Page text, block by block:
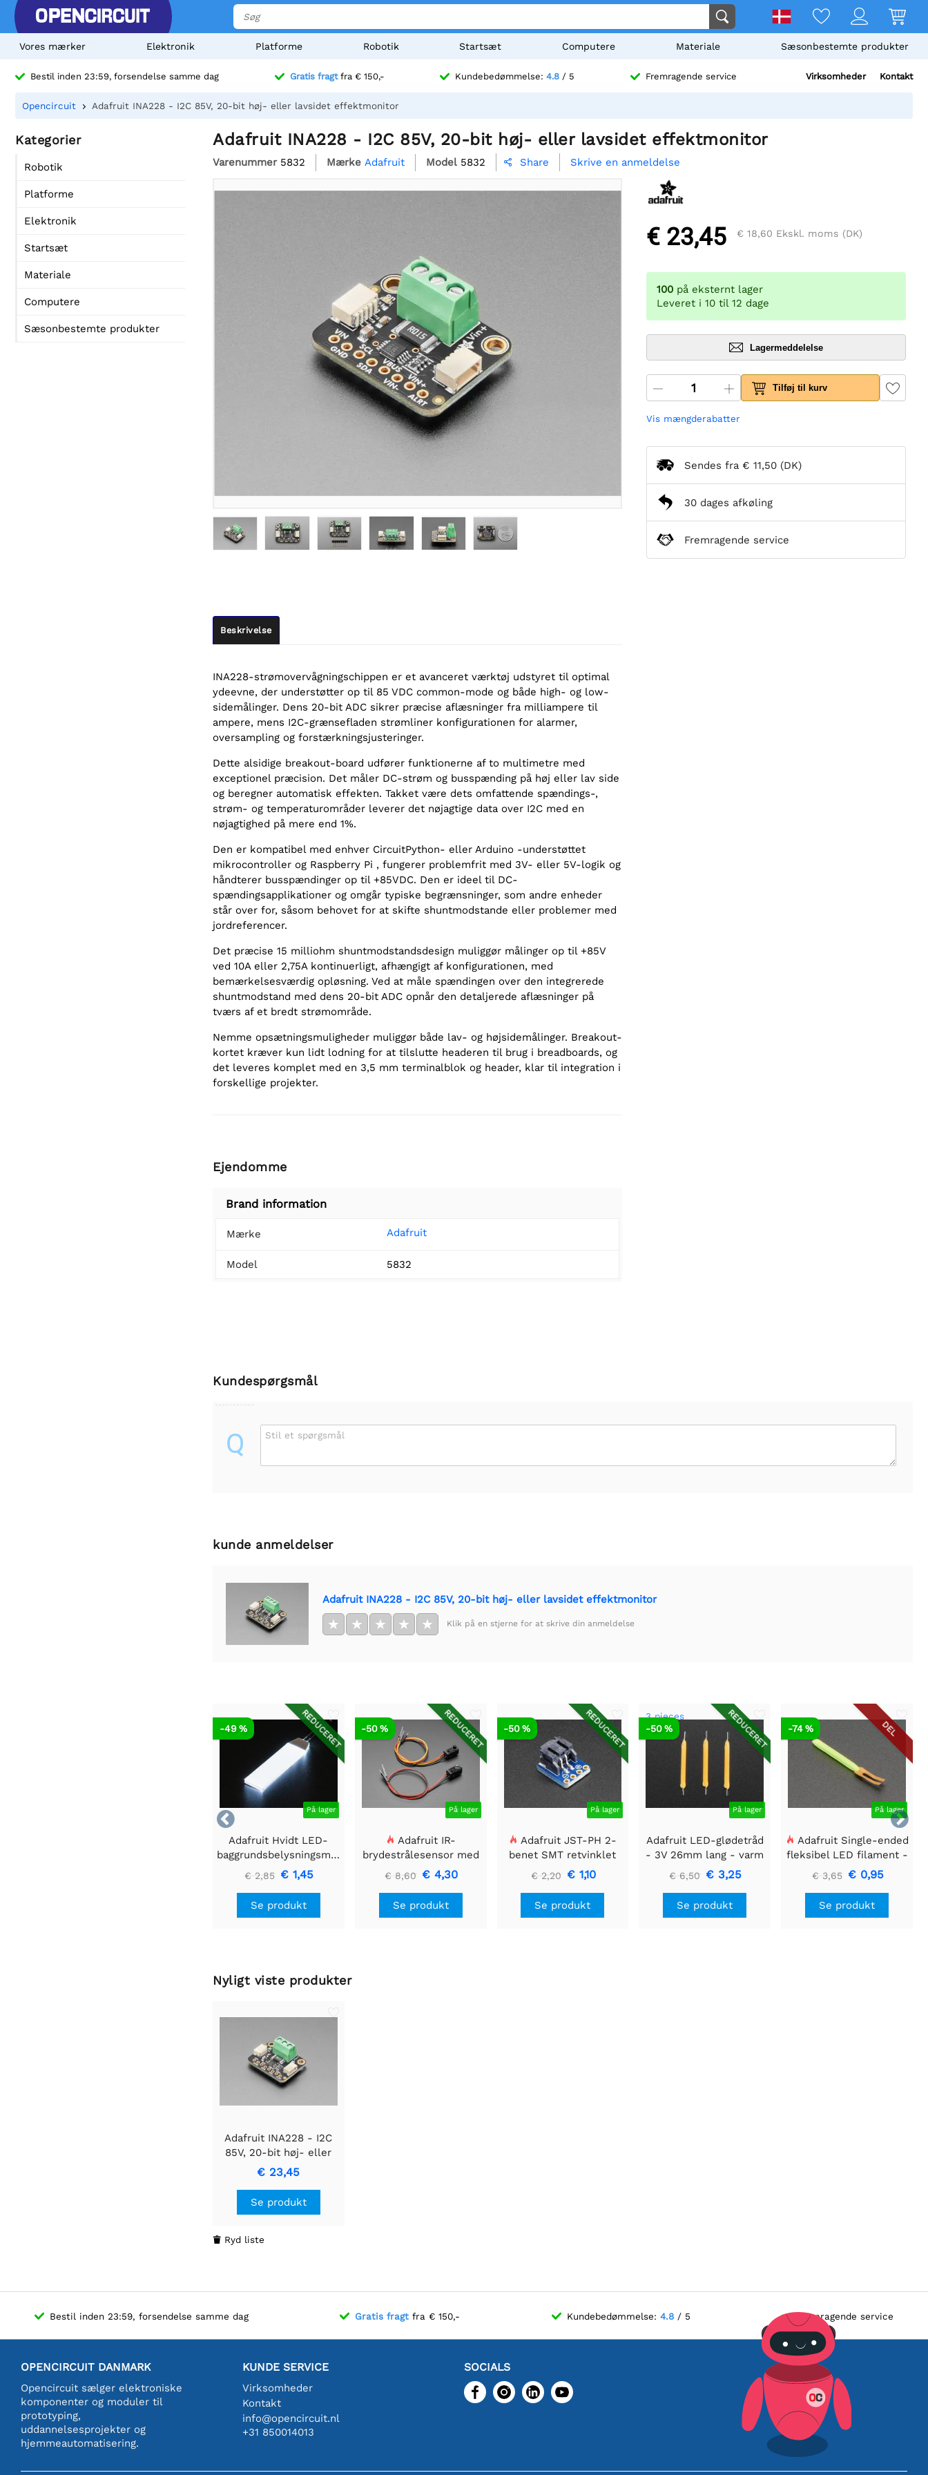
Vores mærker Elektronik Platforme Robotik Startsæt Computere Materiale Sæsonbestemte produkter
Bestil inden 23:59, forsendelse samme dag Gratis fragtfra € 150,- Kundebedømmelse: 4.8 / 5 Fremragende service Virksomheder Kontakt
Opencircuit Adafruit INA228 - I2C 85V, 20-bit høj- eller lavsidet effektmonitor
Kategorier
Robotik
Platforme
Elektronik
Startsæt
Materiale
Computere
Sæsonbestemte produkter
Adafruit INA228 - I2C 85V, 20-bit høj- eller lavsidet effektmonitor
Varenummer 5832 Mærke Adafruit Model 5832  Share Skrive en anmeldelse
Beskrivelse
INA228-strømovervågningschippen er et avanceret værktøj udstyret til optimal
ydeevne, der understøtter op til 85 VDC common-mode og både high- og low-
sidemålinger. Dens 20-bit ADC sikrer præcise aflæsninger fra milliampere til
ampere, mens I2C-grænsefladen strømliner konfigurationen for alarmer,
oversampling og forstærkningsjusteringer.
Dette alsidige breakout-board udfører funktionerne af to multimetre med
exceptionel præcision. Det måler DC-strøm og busspænding på høj eller lav side
og beregner automatisk effekten. Takket være dets omfattende spændings-,
strøm- og temperaturområder leverer det nøjagtige data over I2C med en
nøjagtighed på mere end 1%.
Den er kompatibel med enhver CircuitPython- eller Arduino -understøttet
mikrocontroller og Raspberry Pi , fungerer problemfrit med 3V- eller 5V-logik og
håndterer busspændinger op til +85VDC. Den er ideel til DC-
spændingsapplikationer og omgår typiske begrænsninger, som andre enheder
står over for, såsom behovet for at skifte shuntmodstande eller problemer med
jordreferencer.
Det præcise 15 milliohm shuntmodstandsdesign muliggør målinger op til +85V
ved 10A eller 2,75A kontinuerligt, afhængigt af konfigurationen, med
bemærkelsesværdig opløsning. Ved at måle spændingen over den integrerede
shuntmodstand med dens 20-bit ADC opnår den detaljerede aflæsninger på
tværs af et bredt strømområde.
Nemme opsætningsmuligheder muliggør både lav- og højsidemålinger. Breakout-
kortet kræver kun lidt lodning for at tilslutte headeren til brug i breadboards, og
det leveres komplet med en 3,5 mm terminalblok og header, klar til integration i
forskellige projekter.
Ejendomme
Brand information
Mærke Adafruit
Model 5832
€ 23,45 € 18,60 Ekskl. moms (DK)
100 på eksternt lager
Leveret i 10 til 12 dage
Lagermeddelelse
Tilføj til kurv
Vis mængderabatter
Sendes fra € 11,50 (DK)
30 dages afkøling
Fremragende service
Kundespørgsmål
Q Stil et spørgsmål
kunde anmeldelser
Adafruit INA228 - I2C 85V, 20-bit høj- eller lavsidet effektmonitor
★ ★ ★ ★ ★ Klik på en stjerne for at skrive din anmeldelse


REDUCERET
På lager
-49 %
Adafruit Hvidt LED-
baggrundsbelysningsmodul
- Lille 12mm x 40mm
€ 2,85 € 1,45
Se produkt
REDUCERET
På lager
-50 %
Adafruit IR-
brydestrålesensor med
premium ledningsstuds
- 5 mm LED'er
€ 8,60 € 4,30
Se produkt
REDUCERET
På lager
-50 %
Adafruit JST-PH 2-
benet SMT retvinklet
breakout board
€ 2,20 € 1,10
Se produkt
REDUCERET
3 pieces
På lager
-50 %
Adafruit LED-glødetråd
- 3V 26mm lang - varm
hvid 3-pak
€ 6,50 € 3,25
Se produkt
DEL
På lager
-74 %
Adafruit Single-ended
fleksibel LED filament -
3V 25 mm lang - Grøn
€ 3,65 € 0,95
Se produkt
Nyligt viste produkter
Adafruit INA228 - I2C
85V, 20-bit høj- eller
lavsidet effektmonitor
€ 23,45
Se produkt
 Ryd liste
Bestil inden 23:59, forsendelse samme dag Gratis fragt fra € 150,- Kundebedømmelse: 4.8/ 5 Fremragende service
OPENCIRCUIT DANMARK
Opencircuit sælger elektroniske
komponenter og moduler til
prototyping,
uddannelsesprojekter og
hjemmeautomatisering.
KUNDE SERVICE
Virksomheder
Kontakt
info@opencircuit.nl
+31 850014013
SOCIALS